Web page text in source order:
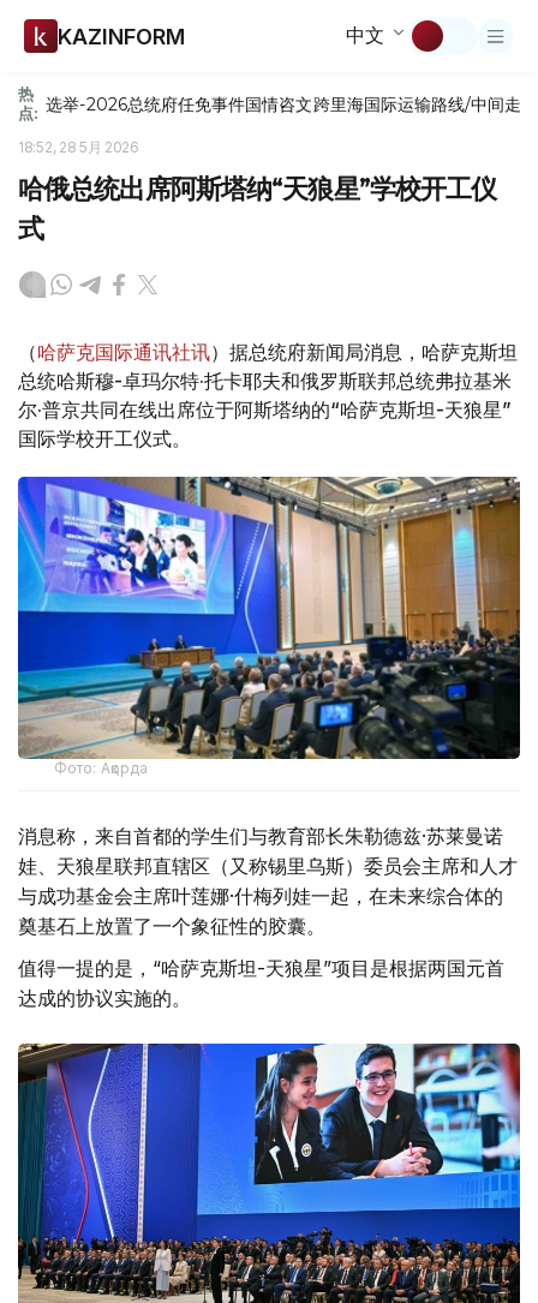
KAZINFORM 中文
热
点: 选举-2026总统府任免事件国情咨文跨里海国际运输路线/中间走廊
18:52, 28 5月 2026
哈俄总统出席阿斯塔纳“天狼星”学校开工仪
式
（哈萨克国际通讯社讯）据总统府新闻局消息，哈萨克斯坦
总统哈斯穆-卓玛尔特·托卡耶夫和俄罗斯联邦总统弗拉基米
尔·普京共同在线出席位于阿斯塔纳的“哈萨克斯坦-天狼星”
国际学校开工仪式。
Фото: Ақорда
消息称，来自首都的学生们与教育部长朱勒德兹·苏莱曼诺
娃、天狼星联邦直辖区（又称锡里乌斯）委员会主席和人才
与成功基金会主席叶莲娜·什梅列娃一起，在未来综合体的
奠基石上放置了一个象征性的胶囊。
值得一提的是，“哈萨克斯坦-天狼星”项目是根据两国元首
达成的协议实施的。